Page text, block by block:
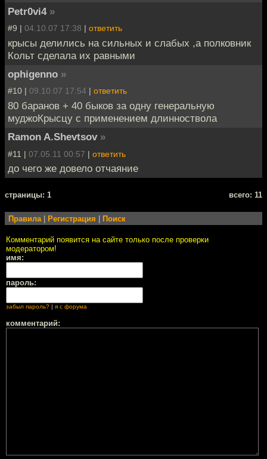
Petr0vi4 »
#9 | 04.10.07 17:38 | ответить
крысы делились на сильных и слабых ,а полковник
Кольт сделала их равными
ophigenno »
#10 | 09.10.07 17:54 | ответить
80 баранов + 40 быков за одну генеральную
муджоКрысцу с применением длинноствола
Ramon A.Shevtsov »
#11 | 07.05.11 00:57 | ответить
до чего же довело отчаяние
cтраницы: 1 всего: 11
Правила| Регистрация Поиск
Комментарий появится на сайте только после проверки
модератором!
имя:
пароль:
забыл пароль? я с форума
комментарий: